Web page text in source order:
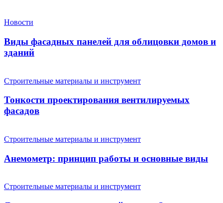
Новости
Виды фасадных панелей для облицовки домов и
зданий
Строительные материалы и инструмент
Тонкости проектирования вентилируемых
фасадов
Строительные материалы и инструмент
Анемометр: принцип работы и основные виды
Строительные материалы и инструмент